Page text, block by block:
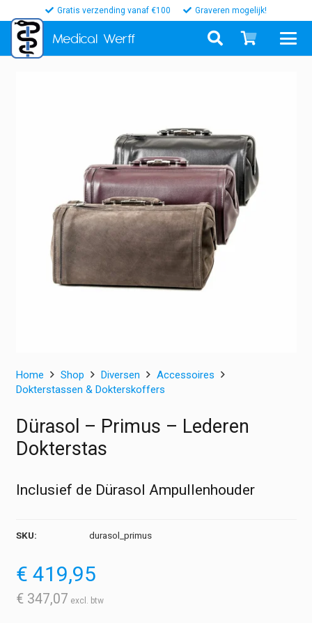
Gratis verzending vanaf €100 Graveren mogelijk!
Medical Werff
Home Shop Diversen
Accessoires
Dokterstassen & Dokterskoffers
Dürasol – Primus – Lederen
Dokterstas
Inclusief de Dürasol Ampullenhouder
SKU: durasol_primus
€ 419,95
€ 347,07